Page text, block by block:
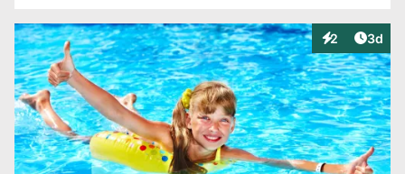
2
Interaktionen
3d